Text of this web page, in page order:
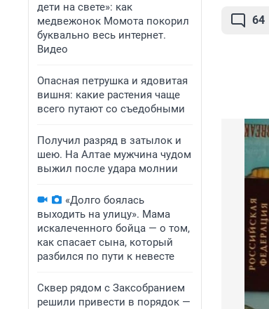
дети на свете»: как
медвежонок Момота покорил
буквально весь интернет.
Видео
Опасная петрушка и ядовитая
вишня: какие растения чаще
всего путают со съедобными
Получил разряд в затылок и
шею. На Алтае мужчина чудом
выжил после удара молнии
«Долго боялась
выходить на улицу». Мама
искалеченного бойца — о том,
как спасает сына, который
разбился по пути к невесте
Сквер рядом с Заксобранием
решили привести в порядок —
64